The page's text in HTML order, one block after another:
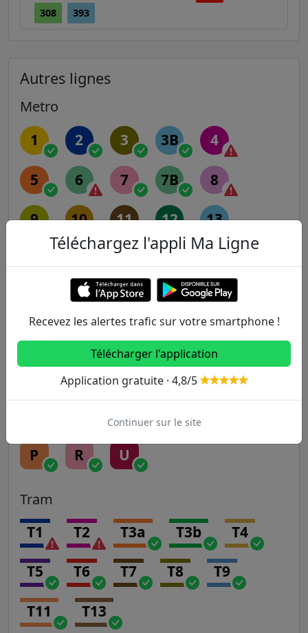
308
393
Autres lignes
Metro
1 2 3 3B 4
5 6 7 7B 8
9 10 11 12 13
A B C D E
Transilien
K
P R U
Tram
T1 T2 T3a T3b T4
T5 T6 T7 T8 T9
T11 T13
Téléchargez l'appli Ma Ligne
Recevez les alertes trafic sur votre smartphone !
Télécharger l'application
Application gratuite · 4,8/5
Continuer sur le site